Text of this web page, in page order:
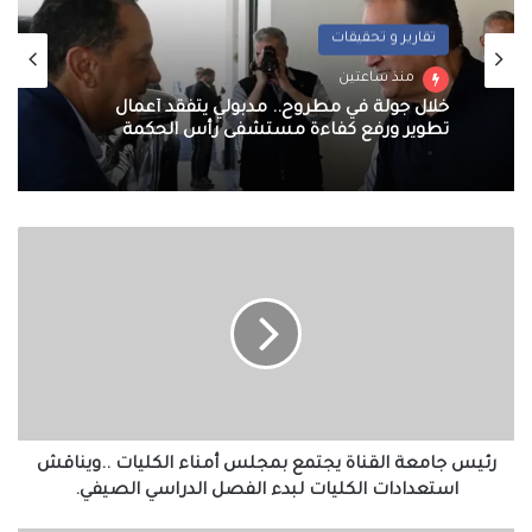
تقارير و تحقيقات
منذ ساعتين
خلال جولة في مطروح.. مدبولي يتفقد أعمال
تطوير ورفع كفاءة مستشفى رأس الحكمة
عربي و دولي
منذ ساعتين
استعدادات
الكليات
رئيس جامعة القناة يجتمع بمجلس أمناء الكليات ..ويناقش
استعدادات الكليات لبدء الفصل الدراسي الصيفي.